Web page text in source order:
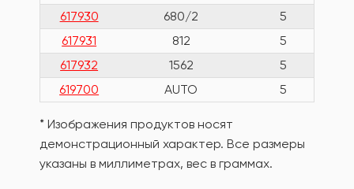
617930
680/2
5
617931
812
5
617932
1562
5
619700
AUTO 5
* Изображения продуктов носят
демонстрационный характер. Все размеры
указаны в миллиметрах, вес в граммах.